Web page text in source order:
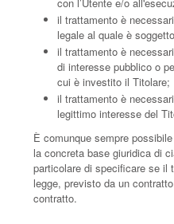
il trattamento è
legale al quale è
il trattamento è
di interesse pubblico o
cui è investito il Titolare;
il trattamento è
legittimo interesse del
È comunque sempre
la concreta base giuridica di
particolare di specificare se il
legge, previsto da un
contratto.